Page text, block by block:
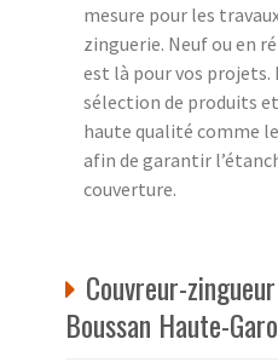
mesure pour les
zinguerie. Neuf ou en
est là pour vos projets.
sélection de produits
haute qualité comme
afin de garantir
couverture.
Couvreur-
Boussan Haute-